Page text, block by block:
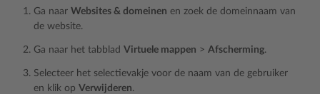
Ga naar Websites & domeinen en zoek de domeinnaam van
de website.
Ga naar het tabblad Virtuele mappen > Afscherming.
Selecteer het selectievakje voor de naam van de gebruiker
en klik op Verwijderen.